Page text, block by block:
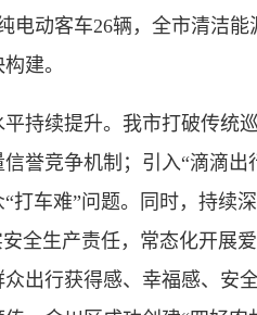
电动客车26辆，全市清洁
建。
续提升。我市打破传统巡
誉竞争机制；引入“滴滴出
打车难”问题。同时，持续
全生产责任，常态化开展
出行获得感、幸福感、安